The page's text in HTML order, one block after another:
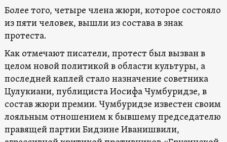
Более того, четыре члена жюри, которое состояло
из пяти человек, вышли из состава в знак
протеста.
Как отмечают писатели, протест был вызван в
целом новой политикой в области культуры, а
последней каплей стало назначение советника
Цулукиани, публициста Иосифа Чумбуридзе, в
состав жюри премии. Чумбуридзе известен своим
лояльным отношением к бывшему председателю
правящей партии Бидзине Иванишвили,